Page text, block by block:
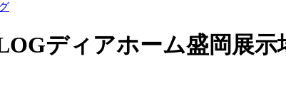
ディアホーム盛岡展示